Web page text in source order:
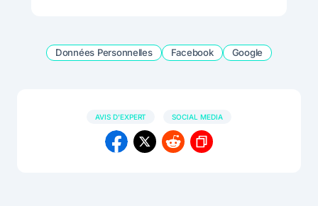
Données Personnelles Facebook Google
AVIS D'EXPERT SOCIAL MEDIA